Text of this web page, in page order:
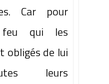
Car pour
qui les
obligés de lui
leurs